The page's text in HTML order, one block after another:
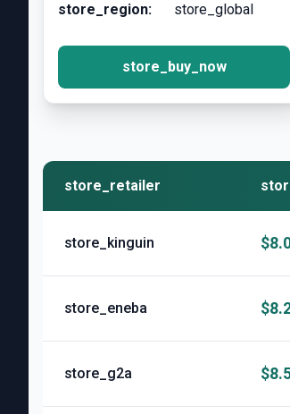
store_region:
store_global
store_buy_now
store_retailer
store_kinguin
store_eneba
store_g2a